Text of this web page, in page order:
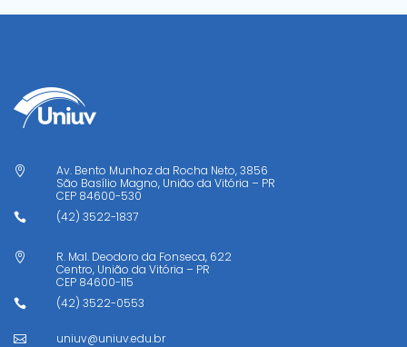

Av. Bento Munhoz da Rocha Neto, 3856
São Basílio Magno, União da Vitória – PR
CEP 84600-530
 (42) 3522-1837

R. Mal. Deodoro da Fonseca, 622
Centro, União da Vitória – PR
CEP 84600-115
 (42) 3522-0553
 uniuv@uniuv.edu.br